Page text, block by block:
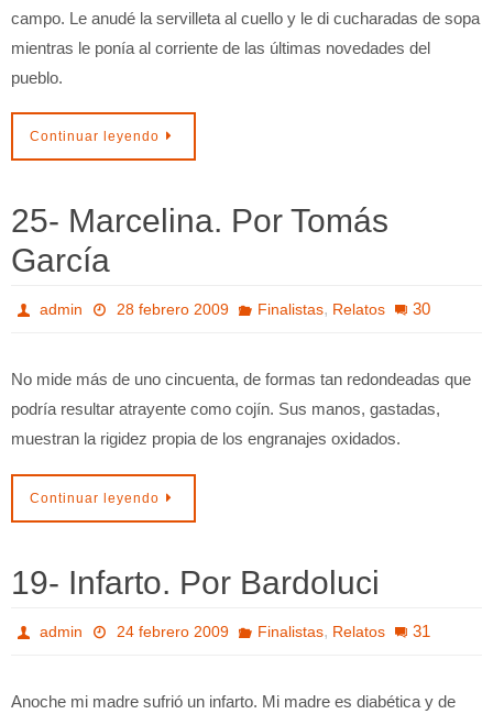
campo. Le anudé la servilleta al cuello y le di cucharadas de sopa
mientras le ponía al corriente de las últimas novedades del
pueblo.
Continuar leyendo
25- Marcelina. Por Tomás
García
admin 28 febrero 2009 Finalistas, Relatos 30
No mide más de uno cincuenta, de formas tan redondeadas que
podría resultar atrayente como cojín. Sus manos, gastadas,
muestran la rigidez propia de los engranajes oxidados.
Continuar leyendo
19- Infarto. Por Bardoluci
admin 24 febrero 2009 Finalistas, Relatos 31
Anoche mi madre sufrió un infarto. Mi madre es diabética y de